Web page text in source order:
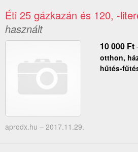
Éti 25 gázkazán és 120, -
használt
10 000 Ft
otthon,
hűtés-
aprodx.hu – 2017.11.29.